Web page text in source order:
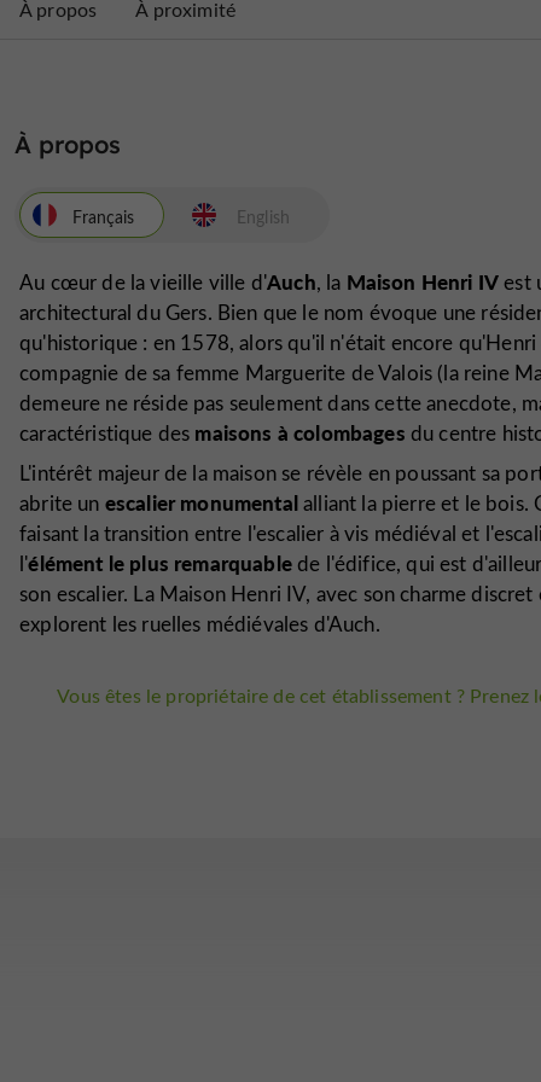
À propos À proximité
À propos
Français
Au cœur de la vieille ville d'Auch, la Maison Henri IVest
architectural du Gers. Bien que le nom évoque une
qu'historique : en 1578, alors qu'il n'était encore
compagnie de sa femme Marguerite de Valois (la reine
demeure ne réside pas seulement dans cette anecdote,
caractéristique des maisons à colombages du centre
L'intérêt majeur de la maison se révèle en poussant sa
abrite un escalier monumentalalliant la pierre et le bois.
faisant la transition entre l'escalier à vis médiéval et
l'élément le plus remarquablede l'édifice, qui est
son escalier. La Maison Henri IV, avec son charme
explorent les ruelles médiévales d'Auch.
Vous êtes le propriétaire de cet établissement ?
English